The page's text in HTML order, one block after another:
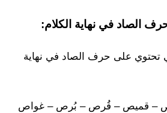
الصاد في نهاية الكلام:
تحتوي على حرف الصاد في نهاية
– قميص – قُرص – بُرص – غواص